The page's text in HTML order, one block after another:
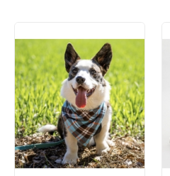
T
y
g
g
e
b
e
i
n
t